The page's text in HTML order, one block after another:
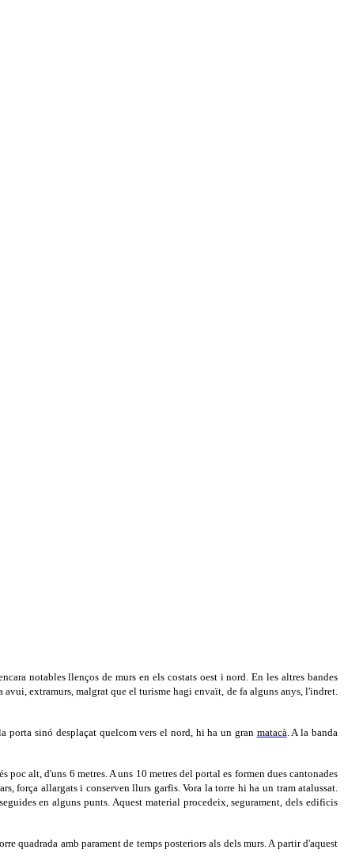
notables llenços de murs en els costats oest i nord. En les altres bandes
avui, extramurs, malgrat que el turisme hagi envaït, de fa alguns anys, l'indret.
porta sinó desplaçat quelcom vers el nord, hi ha un gran matacà. A la banda
alt, d'uns 6 metres. A uns 10 metres del portal es formen dues cantonades
força allargats i conserven llurs garfis. Vora la torre hi ha un tram atalussat.
en alguns punts. Aquest material procedeix, segurament, dels edificis
quadrada amb parament de temps posteriors als dels murs. A partir d'aquest